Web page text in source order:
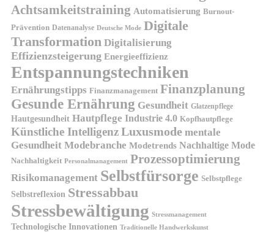
Achtsamkeitstraining Automatisierung Burnout-
Prävention Datenanalyse Deutsche Mode Digitale
Transformation Digitalisierung
Effizienzsteigerung Energieeffizienz
Entspannungstechniken
Ernährungstipps Finanzmanagement Finanzplanung
Gesunde Ernährung Gesundheit Glatzenpflege
Hautgesundheit Hautpflege Industrie 4.0 Kopfhautpflege
Künstliche IntelligenzLuxusmode mentale
Gesundheit Modebranche Modetrends Nachhaltige Mode
Nachhaltigkeit Personalmanagement Prozessoptimierung
Risikomanagement Selbstfürsorge Selbstpflege
Selbstreflexion Stressabbau
Stressbewältigung Stressmanagement
Technologische Innovationen Traditionelle Handwerkskunst